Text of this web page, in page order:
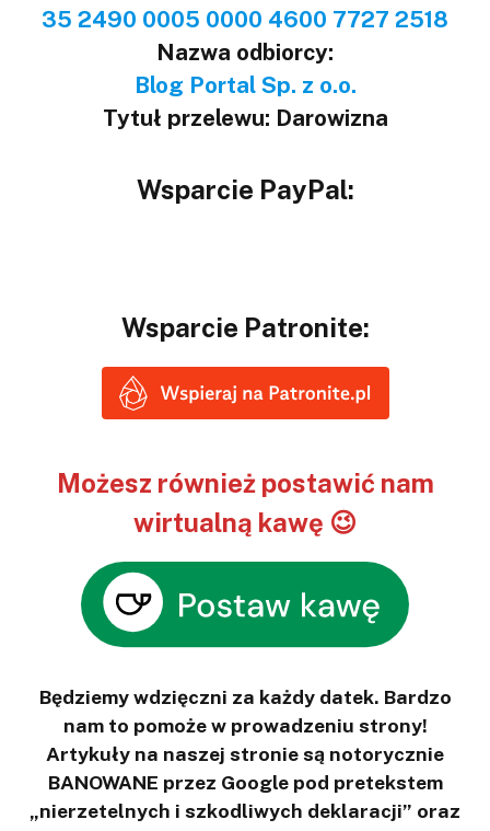
35 2490 0005 0000 4600 7727 2518
Nazwa odbiorcy:
Blog Portal Sp. z o.o.
Tytuł przelewu: Darowizna
Wsparcie PayPal:
Wsparcie Patronite:
Możesz również postawić nam
wirtualną kawę 😉
Będziemy wdzięczni za każdy datek. Bardzo
nam to pomoże w prowadzeniu strony!
Artykuły na naszej stronie są notorycznie
BANOWANE przez Google pod pretekstem
„nierzetelnych i szkodliwych deklaracji” oraz